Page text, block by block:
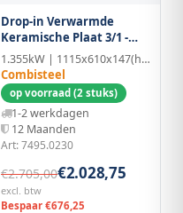
Drop-in Verwarmde
Keramische Plaat 3/1 -
Zwart
1.355kW | 1115x610x147(h)mm
Combisteel
op voorraad (2 stuks)
1-2 werkdagen
12 Maanden
Art: 7495.0230
€2.705,00€2.028,75
excl. btw
Bespaar €676,25